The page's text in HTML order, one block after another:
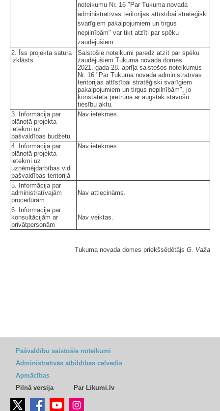
noteikumu Nr. 16 "Par Tukuma novada
administratīvās teritorijas attīstībai stratēģiski
svarīgiem pakalpojumiem un tirgus
nepilnībām" var tikt atzīti par spēku
zaudējušiem.
2. Īss projekta satura
izklāsts
Saistošie noteikumi paredz atzīt par spēku
zaudējušiem Tukuma novada domes
2021. gada 28. aprīļa saistošos noteikumus
Nr. 16 "Par Tukuma novada administratīvās
teritorijas attīstībai stratēģiski svarīgiem
pakalpojumiem un tirgus nepilnībām", jo
konstatēta pretruna ar augstāk stāvošu
tiesību aktu.
3. Informācija par
plānotā projekta
ietekmi uz
pašvaldības budžetu
Nav ietekmes.
4. Informācija par
plānotā projekta
ietekmi uz
uzņēmējdarbības vidi
pašvaldības teritorijā
Nav ietekmes.
5. Informācija par
administratīvajām
procedūrām
Nav attiecināms.
6. Informācija par
konsultācijām ar
privātpersonām
Nav veiktas.
Tukuma novada domes priekšsēdētājs G. Važa
Pašvaldību saistošie noteikumi
Administratīvās atbildības ceļvedis
Apmācības
Pilnā versija
Par Likumi.lv